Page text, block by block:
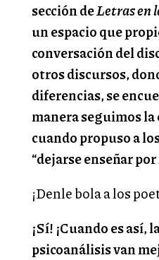
sección deLetras en
un espacio que
conversación del
otros discursos,
diferencias, se
manera seguimos la
cuando propuso a
“dejarse enseñar
¡Denle bola a los
¡Sí! ¡Cuando es así,
psicoanálisis van